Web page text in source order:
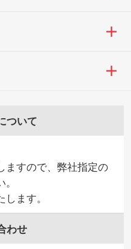
ついて
ますので、弊社指定の
ます。
わせ